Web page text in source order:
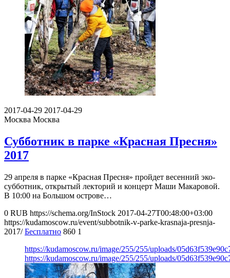
2017-04-29 2017-04-29
Москва Москва
Субботник в парке «Красная Пресня»
2017
29 апреля в парке «Красная Пресня» пройдет весенний эко-
субботник, открытый лекторий и концерт Маши Макаровой.
В 10:00 на Большом острове…
0 RUB https://schema.org/InStock 2017-04-27T00:48:00+03:00
https://kudamoscow.ru/event/subbotnik-v-parke-krasnaja-presnja-
2017/ Бесплатно 860 1
https://kudamoscow.ru/image/255/255/uploads/
https://kudamoscow.ru/image/255/255/uploads/